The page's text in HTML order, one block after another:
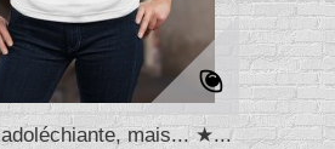
mais... ★...